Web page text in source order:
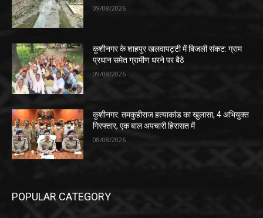
09/08/2026
कुशीनगर के शाहपुर खलवापट्टी में बिजली संकट: ग्राम
प्रधान समेत ग्रामीण धरने पर बैठे
09/08/2026
कुशीनगर: तमकुहीराज हत्याकांड का खुलासा, 4 अभियुक्त
गिरफ्तार, एक बाल अपचारी हिरासत में
08/08/2026
POPULAR CATEGORY